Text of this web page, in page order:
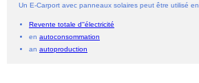
Un E-Carport avec panneaux solaires peut être utilisé en
Revente totale d''électricité
en autoconsommation
an autoproduction